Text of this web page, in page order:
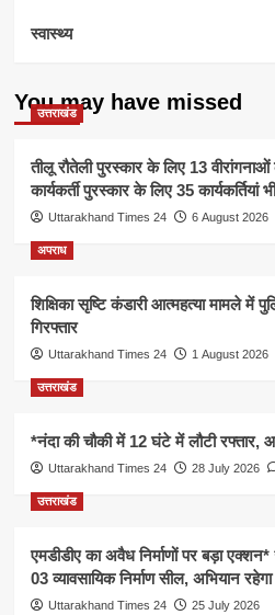
स्वास्थ्य
You may have missed
उत्तराखंड
तीलू रौतेली पुरस्कार के लिए 13
कार्यकर्ती पुरस्कार के लिए 35 कार्यकर्तियां
Uttarakhand Times 24 6 August 2026
अपराध
शिक्षिका सृष्टि कंडारी आत्महत्या मामले में
गिरफ्तार
Uttarakhand Times 24 1 August 2026
उत्तराखंड
*नंदा की चौकी में 12 घंटे में लौटी रफ्तार,
Uttarakhand Times 24 28 July 2026
उत्तराखंड
एमडीडीए का अवैध निर्माणों पर बड़ा एक्शन*
03 व्यावसायिक निर्माण सील, अभियान रहेगा
Uttarakhand Times 24 25 July 2026